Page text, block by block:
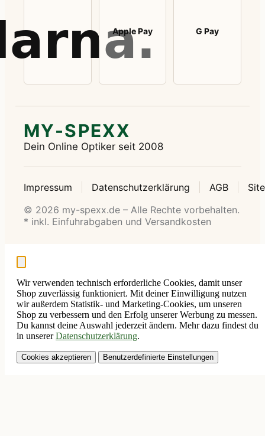
Apple Pay G Pay
MY-SPEXX
Dein Online Optiker seit 2008
Impressum Datenschutzerklärung AGB
© 2026 my-spexx.de – Alle Rechte vorbehalten.
* inkl. Einfuhrabgaben und Versandkosten
Wir verwenden technisch erforderliche Cookies, damit unser
Shop zuverlässig funktioniert. Mit deiner Einwilligung nutzen
wir außerdem Statistik- und Marketing-Cookies, um unseren
Shop zu verbessern und den Erfolg unserer Werbung zu messen.
Du kannst deine Auswahl jederzeit ändern. Mehr dazu findest du
in unsererDatenschutzerklärung.
Cookies akzeptieren Benutzerdefinierte Einstellungen